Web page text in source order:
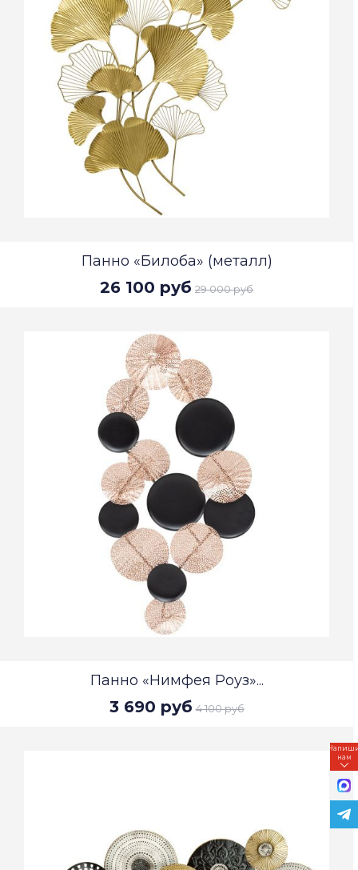
Панно «Билоба» (металл)
26 100 руб 29 000 руб
Панно «Нимфея Роуз»...
3 690 руб 4 100 руб
нам